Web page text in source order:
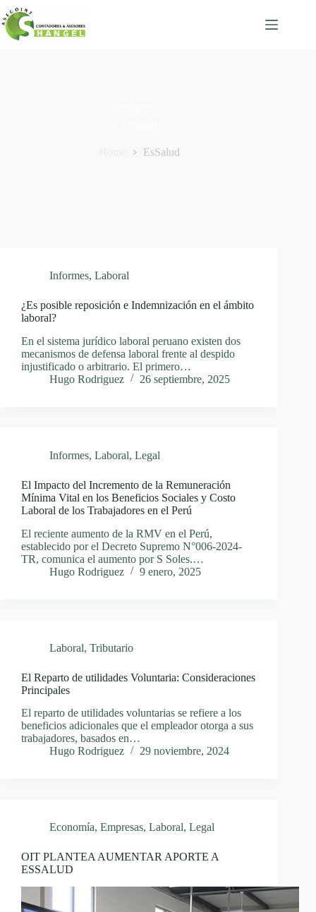
Skip
to
content
EsSalud
Informes, Laboral
¿Es posible reposición e Indemnización en el ámbito
laboral?
En el sistema jurídico laboral peruano existen dos
mecanismos de defensa laboral frente al despido
injustificado o arbitrario. El primero…
Hugo Rodriguez
26 septiembre, 2025
Informes, Laboral, Legal
El Impacto del Incremento de la Remuneración
Mínima Vital en los Beneficios Sociales y Costo
Laboral de los Trabajadores en el Perú
El reciente aumento de la RMV en el Perú,
establecido por el Decreto Supremo N°006-2024-
TR, comunica el aumento por S Soles.…
Hugo Rodriguez
9 enero, 2025
Laboral, Tributario
El Reparto de utilidades Voluntaria: Consideraciones
Principales
El reparto de utilidades voluntarias se refiere a los
beneficios adicionales que el empleador otorga a sus
trabajadores, basados en…
Hugo Rodriguez
29 noviembre, 2024
Economía, Empresas, Laboral, Legal
OIT PLANTEA AUMENTAR APORTE A
ESSALUD